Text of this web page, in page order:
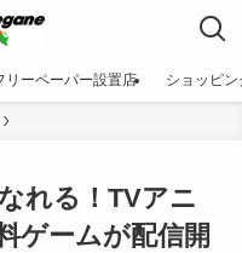
リーペーパー設置店 ショッピン
れる！TVアニ
ゲームが配信開